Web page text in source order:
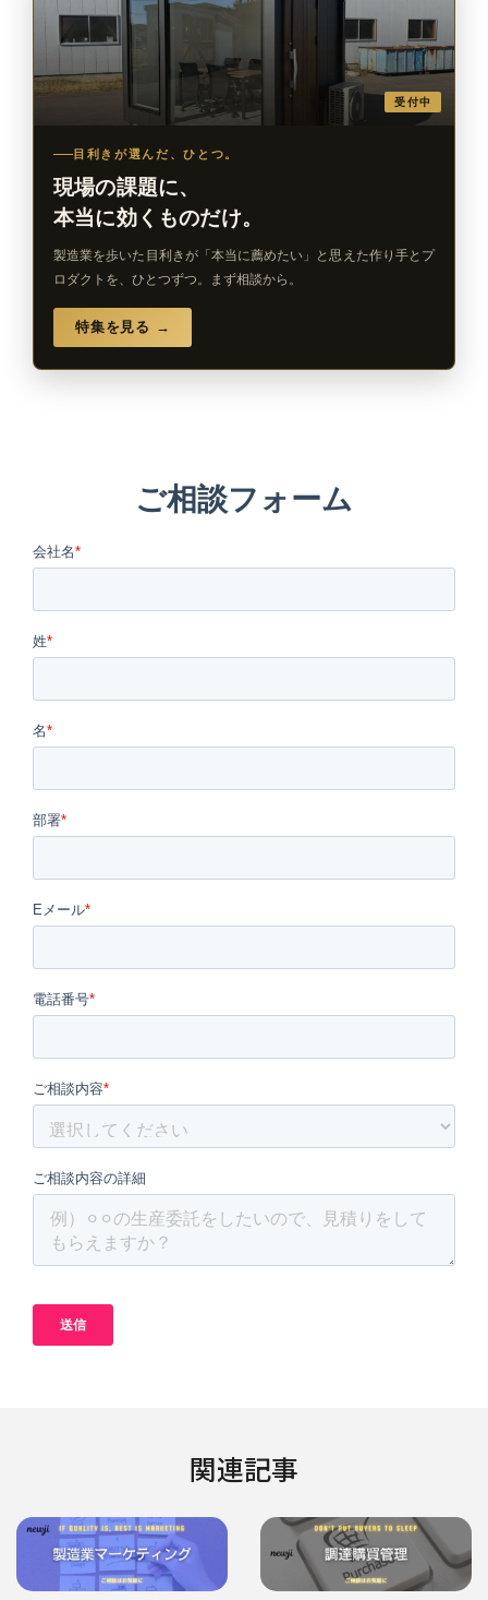
受付中
目利きが選んだ、ひとつ。
現場の課題に、
本当に効くものだけ。
製造業を歩いた目利きが「本当に薦めたい」と思えた作り手とプ
ロダクトを、ひとつずつ。まず相談から。
特集を見る →
関連記事